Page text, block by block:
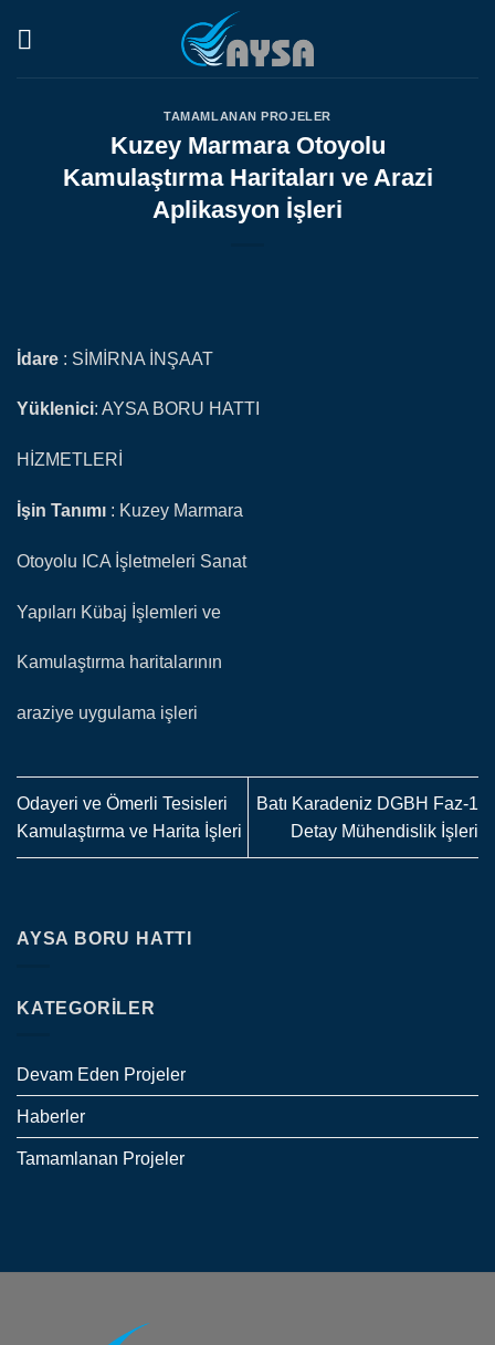
AYSA BORU HATTI
KATEGORILER
Devam Eden Projeler
Haberler
Tamamlanan Projeler
TAMAMLANAN PROJELER
Kuzey Marmara Otoyolu
Kamulaştırma Haritaları ve Arazi
Aplikasyon İşleri
İdare : SİMİRNA İNŞAAT
Yüklenici: AYSA BORU HATTI
HİZMETLERİ
İşin Tanımı : Kuzey Marmara
Otoyolu ICA İşletmeleri Sanat
Yapıları Kübaj İşlemleri ve
Kamulaştırma haritalarının
araziye uygulama işleri
Odayeri ve Ömerli Tesisleri
Kamulaştırma ve Harita İşleri
Batı Karadeniz DGBH Faz-1
Detay Mühendislik İşleri